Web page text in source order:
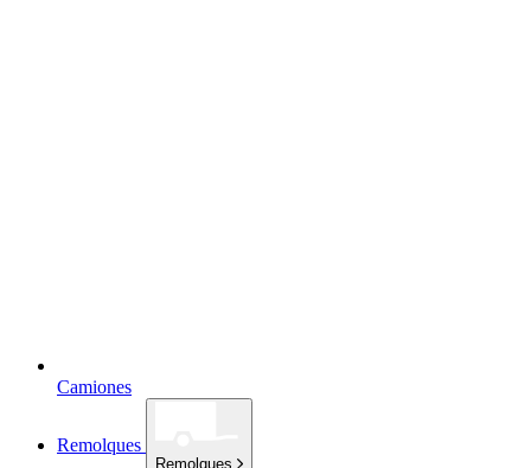
Camiones
Remolques
Remolques